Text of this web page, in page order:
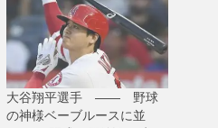
大谷翔平選手 ―― 野球
の神様ベーブルースに並